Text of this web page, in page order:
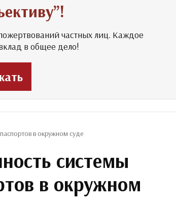
частных лиц. Каждое
в общее дело!
в окружном суде
системы
в окружном